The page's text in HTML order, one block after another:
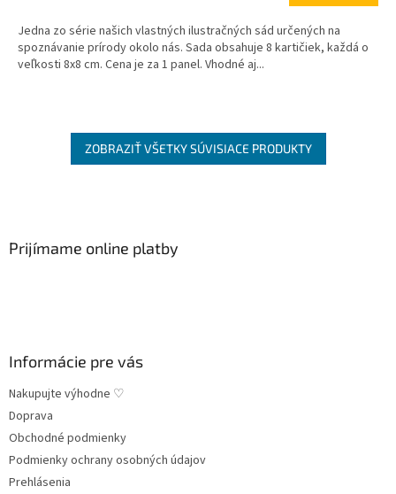
Jedna zo série našich vlastných ilustračných sád určených na
spoznávanie prírody okolo nás. Sada obsahuje 8 kartičiek, každá o
veľkosti 8x8 cm. Cena je za 1 panel. Vhodné aj...
ZOBRAZIŤ VŠETKY SÚVISIACE PRODUKTY
Prijímame online platby
Informácie pre vás
Nakupujte výhodne ♡
Doprava
Obchodné podmienky
Podmienky ochrany osobných údajov
Prehlásenia